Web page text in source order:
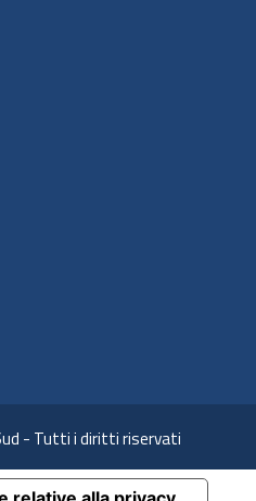
- Tutti i diritti riservati